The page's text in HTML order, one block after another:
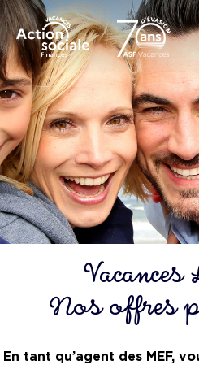
Nos offres
En tant qu’agent des MEF,